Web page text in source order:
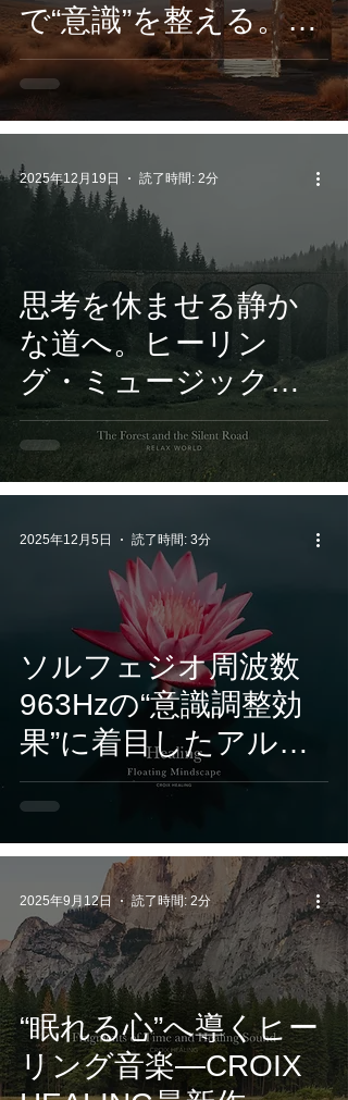
で“意識”を整える。
CROIX HEALING最新
ヒーリングアルバム
配信開始
思考を休ませる静か
な道へ。ヒーリン
グ・ミュージックの
第一線で活躍する
RELAX WORLD 最新
アルバム『The Forest
and the Silent Road』
12月19日 配信リリー
2025年12月19日 読了時間: 2分
ソルフェジオ周波数
963Hzの“意識調整効
果”に着目したアルバ
ム、CROIX HEALING
の新作「Healing –
Floating Mindscape」
が12/5リリース
2025年12月5日 読了時間: 3分
“眠れる心”へ導くヒー
リング音楽—CROIX
2025年9月12日 読了時間: 2分